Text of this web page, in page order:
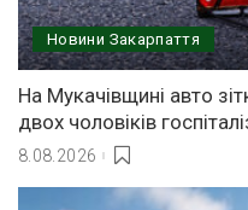
Новини Закарпаття
На Мукачівщині авто
двох чоловіків
8.08.2026